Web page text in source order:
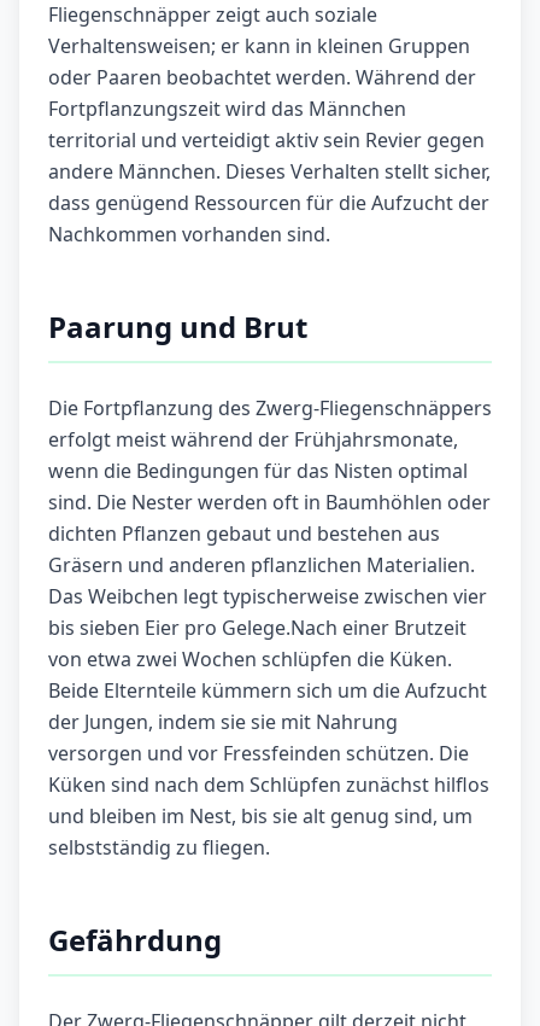
Fliegenschnäpper zeigt auch soziale
Verhaltensweisen; er kann in kleinen Gruppen
oder Paaren beobachtet werden. Während der
Fortpflanzungszeit wird das Männchen
territorial und verteidigt aktiv sein Revier gegen
andere Männchen. Dieses Verhalten stellt sicher,
dass genügend Ressourcen für die Aufzucht der
Nachkommen vorhanden sind.
Paarung und Brut
Die Fortpflanzung des Zwerg-Fliegenschnäppers
erfolgt meist während der Frühjahrsmonate,
wenn die Bedingungen für das Nisten optimal
sind. Die Nester werden oft in Baumhöhlen oder
dichten Pflanzen gebaut und bestehen aus
Gräsern und anderen pflanzlichen Materialien.
Das Weibchen legt typischerweise zwischen vier
bis sieben Eier pro Gelege.Nach einer Brutzeit
von etwa zwei Wochen schlüpfen die Küken.
Beide Elternteile kümmern sich um die Aufzucht
der Jungen, indem sie sie mit Nahrung
versorgen und vor Fressfeinden schützen. Die
Küken sind nach dem Schlüpfen zunächst hilflos
und bleiben im Nest, bis sie alt genug sind, um
selbstständig zu fliegen.
Gefährdung